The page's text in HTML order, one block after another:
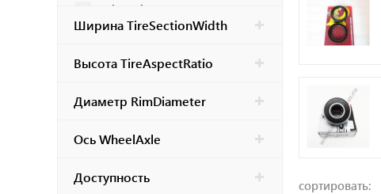
Triumph
Husqvarna
Beta
Arctic Cat
Polaris
Can-Am
Ширина TireSectionWidth
Высота TireAspectRatio
Диаметр RimDiameter
Ось WheelAxle
Доступность сортировать: